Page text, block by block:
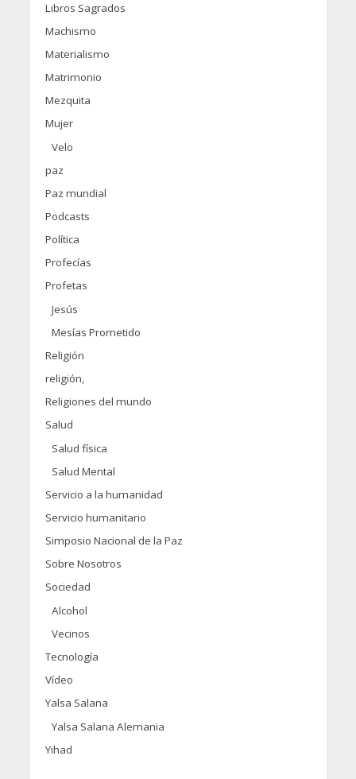
Libros Sagrados
Machismo
Materialismo
Matrimonio
Mezquita
Mujer
Velo
paz
Paz mundial
Podcasts
Política
Profecías
Profetas
Jesús
Mesías Prometido
Religión
religión,
Religiones del mundo
Salud
Salud física
Salud Mental
Servicio a la humanidad
Servicio humanitario
Simposio Nacional de la Paz
Sobre Nosotros
Sociedad
Alcohol
Vecinos
Tecnología
Vídeo
Yalsa Salana
Yalsa Salana Alemania
Yihad